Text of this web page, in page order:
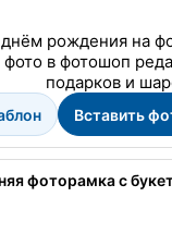
рождения на
фото в фотошоп
подарков и
Вставить
фоторамка с